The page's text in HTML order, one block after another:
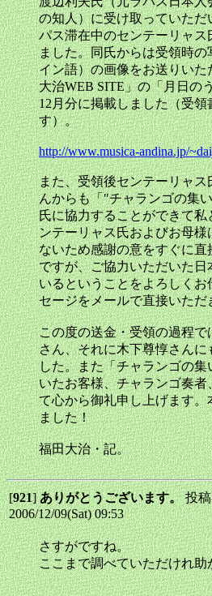
の知人）に受け取っていた
パス滞在中のセンテーリャ
ました。同氏からは受領時
イン語）の画像をお送りい
大治WEB SITE」の「月日の
12月分に掲載しました（受
す）。
http://www.musica-andina.jp/
また、受領後センテーリャ
んからも「"チャランゴの集
氏に協力することができて
ンテーリャス氏およびお母
ないため感謝の意をすぐに
ですが、ご協力いただいた
いるということをよろしく
セージをメールで直接いただ
この度の送金・受領の過程
さん、それに木下尊惇さん
した。また「チャランゴの
いたお客様、チャランゴ奏
て心から御礼申し上げます
ました！
福田大治・記。
[921]ありがとうございます。投
2006/12/09(Sat) 09:53
さすがですね。
ここまで調べていただけれ助